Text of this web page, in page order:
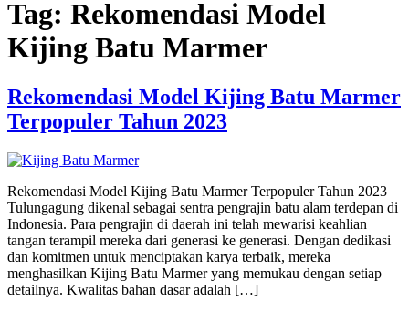
Tag: Rekomendasi Model
Kijing Batu Marmer
Rekomendasi Model Kijing Batu Marmer
Terpopuler Tahun 2023
Rekomendasi Model Kijing Batu Marmer Terpopuler Tahun 2023
Tulungagung dikenal sebagai sentra pengrajin batu alam terdepan di
Indonesia. Para pengrajin di daerah ini telah mewarisi keahlian
tangan terampil mereka dari generasi ke generasi. Dengan dedikasi
dan komitmen untuk menciptakan karya terbaik, mereka
menghasilkan Kijing Batu Marmer yang memukau dengan setiap
detailnya. Kwalitas bahan dasar adalah […]